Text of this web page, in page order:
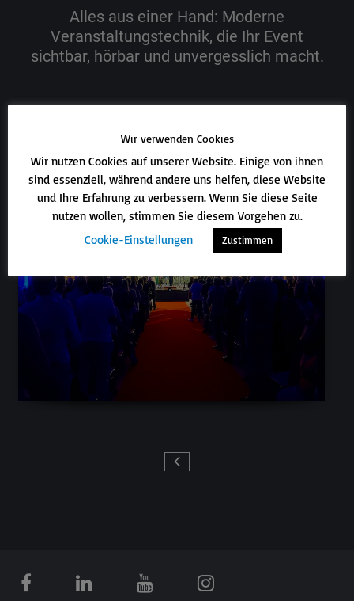
Alles aus einer Hand: Moderne
Veranstaltungstechnik, die Ihr Event
sichtbar, hörbar und unvergesslich macht.
Wir verwenden Cookies
Wir nutzen Cookies auf unserer Website. Einige von ihnen
sind essenziell, während andere uns helfen, diese Website
und Ihre Erfahrung zu verbessern. Wenn Sie diese Seite
nutzen wollen, stimmen Sie diesem Vorgehen zu.
Cookie-Einstellungen
Zustimmen